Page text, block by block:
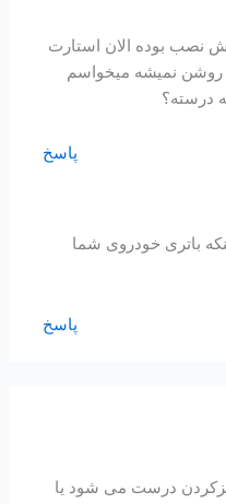
ماشین 4سال روش نصب بوده الان استارت
روشن نمیشه میخواسم
درسته؟
پاسخ
باتری خودروی شما
پاسخ
درست می شود یا